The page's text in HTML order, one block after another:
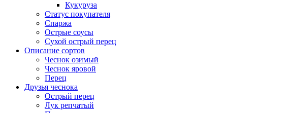
Кукуруза
Статус покупателя
Спаржа
Острые соусы
Сухой острый перец
Описание сортов
Чеснок озимый
Чеснок яровой
Перец
Друзья чеснока
Острый перец
Лук репчатый